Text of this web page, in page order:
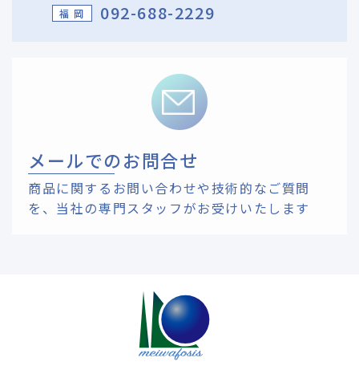
福 岡 092-688-2229
メールでのお問合せ
商品に関するお問い合わせや技術的なご質問
を、 当社の専門スタッフがお受けいたします